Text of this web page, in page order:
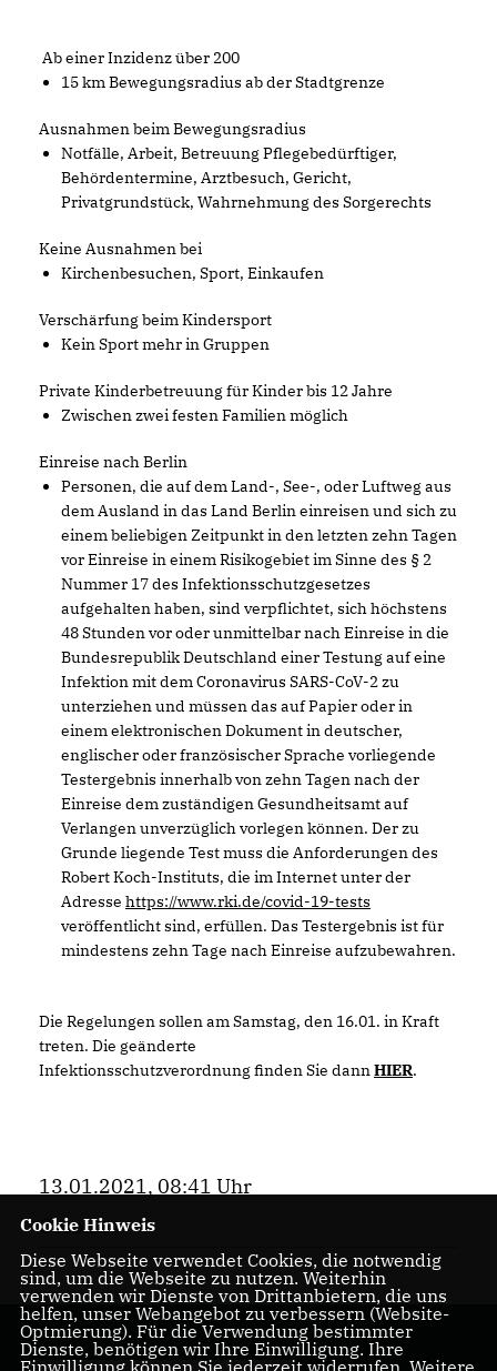
Ab einer Inzidenz über 200
15 km Bewegungsradius ab der Stadtgrenze
Ausnahmen beim Bewegungsradius
Notfälle, Arbeit, Betreuung Pflegebedürftiger,
Behördentermine, Arztbesuch, Gericht,
Privatgrundstück, Wahrnehmung des Sorgerechts
Keine Ausnahmen bei
Kirchenbesuchen, Sport, Einkaufen
Verschärfung beim Kindersport
Kein Sport mehr in Gruppen
Private Kinderbetreuung für Kinder bis 12 Jahre
Zwischen zwei festen Familien möglich
Einreise nach Berlin
Personen, die auf dem Land-, See-, oder Luftweg aus
dem Ausland in das Land Berlin einreisen und sich zu
einem beliebigen Zeitpunkt in den letzten zehn Tagen
vor Einreise in einem Risikogebiet im Sinne des § 2
Nummer 17 des Infektionsschutzgesetzes
aufgehalten haben, sind verpflichtet, sich höchstens
48 Stunden vor oder unmittelbar nach Einreise in die
Bundesrepublik Deutschland einer Testung auf eine
Infektion mit dem Coronavirus SARS-CoV-2 zu
unterziehen und müssen das auf Papier oder in
einem elektronischen Dokument in deutscher,
englischer oder französischer Sprache vorliegende
Testergebnis innerhalb von zehn Tagen nach der
Einreise dem zuständigen Gesundheitsamt auf
Verlangen unverzüglich vorlegen können. Der zu
Grunde liegende Test muss die Anforderungen des
Robert Koch-Instituts, die im Internet unter der
Adresse https://www.rki.de/covid-19-tests
veröffentlicht sind, erfüllen. Das Testergebnis ist für
mindestens zehn Tage nach Einreise aufzubewahren.
Die Regelungen sollen am Samstag, den 16.01. in Kraft
treten. Die geänderte
Infektionsschutzverordnung finden Sie dannHIER.
13.01.2021, 08:41 Uhr
Corona
Cookie Hinweis
Diese Webseite verwendet Cookies, die notwendig
sind, um die Webseite zu nutzen. Weiterhin
verwenden wir Dienste von Drittanbietern, die uns
helfen, unser Webangebot zu verbessern (Website-
Optmierung). Für die Verwendung bestimmter
Dienste, benötigen wir Ihre Einwilligung. Ihre
Einwilligung können Sie jederzeit widerrufen. Weitere